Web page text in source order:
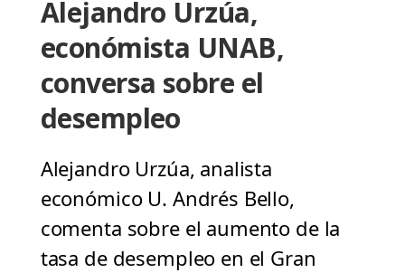
Alejandro Urzúa,
económista UNAB,
conversa sobre el
desempleo
Alejandro Urzúa, analista
económico U. Andrés Bello,
comenta sobre el aumento de la
tasa de desempleo en el Gran